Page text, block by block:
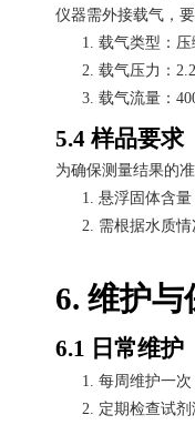
仪器需外接载气，要
1. 载气类型：压
2. 载气压力：
3. 载气流量：
5.4 样品要求
为确保测量结果的
1. 悬浮固体含量
2. 需根据水质情
6. 维护与
6.1 日常维护
1. 每周维护一次
2. 定期检查试剂